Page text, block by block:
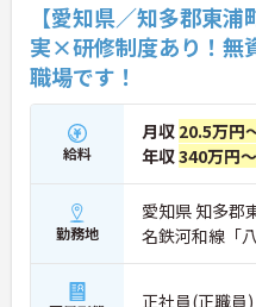
【愛知県／知多郡東
実×研修制度あり！無
職場です！
給料
月収 20.5万円
年収340万円
勤務地
愛知県 知多郡
名鉄河和線「
正社員(正職員)